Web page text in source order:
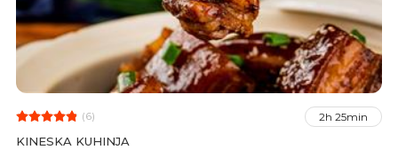
(6) 2h 25min
KINESKA KUHINJA